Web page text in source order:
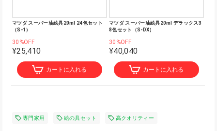
マツダ スーパー油絵具20ml 24色セット
（S-1）
30%OFF
¥25,410
カートに入れる
マツダ スーパー油絵具20ml デラックス3
8色セット（S-DX）
30%OFF
¥40,040
カートに入れる
専門家用 絵の具セット 高クオリティー